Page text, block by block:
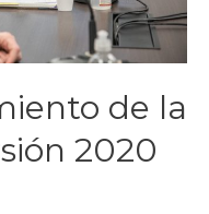
de la
2020